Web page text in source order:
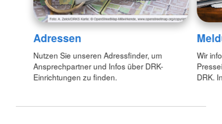
Adressen
Nutzen Sie unseren Adressfinder, um
Ansprechpartner und Infos über DRK-
Einrichtungen zu finden.
Wir
DRK.